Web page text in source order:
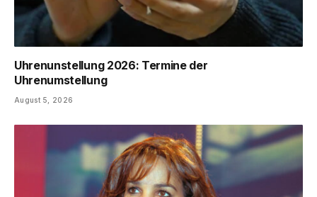
Uhrenunstellung 2026: Termine der
Uhrenumstellung
August 5, 2026